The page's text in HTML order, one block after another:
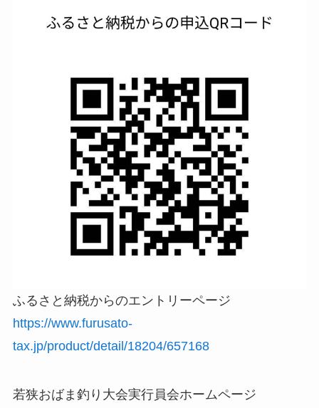
ふるさと納税からのエントリーページ
https://www.furusato-
tax.jp/product/detail/18204/657168
若狭おばま釣り大会実行員会ホームページ